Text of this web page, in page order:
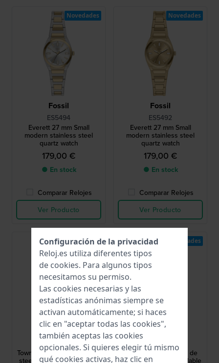
Fossil
ES5494
Everett 27 mm Small
modern stainless steel
quartz watch
179,00 €
● En stock
Comparar Relojes
Ver Producto
Novedades
Fossil
ES5492
Everett 27 mm Small
modern stainless steel
quartz watch
179,00 €
● En stock
Comparar Relojes
Ver Producto
Novedades
Fossil
ME3286
Townsman 44 mm Stainless
steel automatic watch with
Novedades
Fossil
FS6197
Pearson 42 mm Reloj de
cuarzo de acero inoxidable
Novedades
Configuración de la privacidad
Reloj.es utiliza diferentes tipos
de cookies. Para algunos tipos
necesitamos su permiso.
Las cookies necesarias y las
estadísticas anónimas siempre se
activan automáticamente; si haces
clic en "aceptar todas las cookies",
también aceptas las cookies
opcionales. Si quieres elegir tú mismo
qué cookies activas, haz clic en